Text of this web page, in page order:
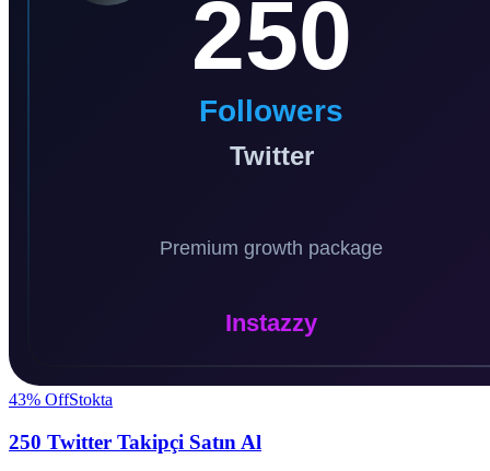
43% OffStokta
250 Twitter Takipçi Satın Al